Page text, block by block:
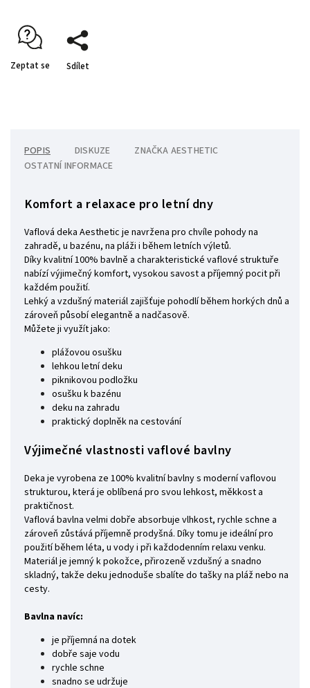
Zeptat se Sdílet
POPIS DISKUZE ZNAČKA AESTHETIC
OSTATNÍ INFORMACE
Komfort a relaxace pro letní dny
Vaflová deka Aesthetic je navržena pro chvíle pohody na
zahradě, u bazénu, na pláži i během letních výletů.
Díky kvalitní 100% bavlně a charakteristické vaflové struktuře
nabízí výjimečný komfort, vysokou savost a příjemný pocit při
každém použití.
Lehký a vzdušný materiál zajišťuje pohodlí během horkých dnů a
zároveň působí elegantně a nadčasově.
Můžete ji využít jako:
plážovou osušku
lehkou letní deku
piknikovou podložku
osušku k bazénu
deku na zahradu
praktický doplněk na cestování
Výjimečné vlastnosti vaflové bavlny
Deka je vyrobena ze 100% kvalitní bavlny s moderní vaflovou
strukturou, která je oblíbená pro svou lehkost, měkkost a
praktičnost.
Vaflová bavlna velmi dobře absorbuje vlhkost, rychle schne a
zároveň zůstává příjemně prodyšná. Díky tomu je ideální pro
použití během léta, u vody i při každodenním relaxu venku.
Materiál je jemný k pokožce, přirozeně vzdušný a snadno
skladný, takže deku jednoduše sbalíte do tašky na pláž nebo na
cesty.
Bavlna navíc:
je příjemná na dotek
dobře saje vodu
rychle schne
snadno se udržuje